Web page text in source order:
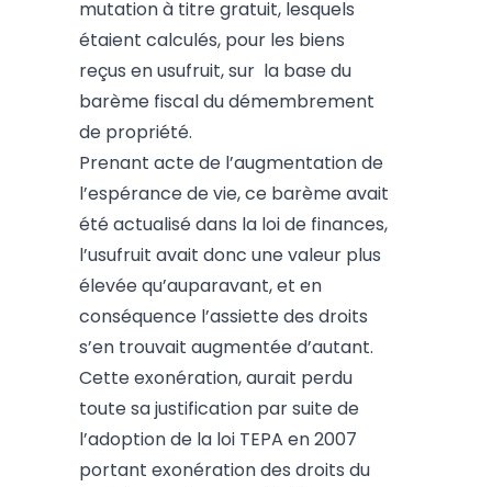
mutation à titre gratuit, lesquels
étaient calculés, pour les biens
reçus en usufruit, sur la base du
barème fiscal du démembrement
de propriété.
Prenant acte de l’augmentation de
l’espérance de vie, ce barème avait
été actualisé dans la loi de finances,
l’usufruit avait donc une valeur plus
élevée qu’auparavant, et en
conséquence l’assiette des droits
s’en trouvait augmentée d’autant.
Cette exonération, aurait perdu
toute sa justification par suite de
l’adoption de la loi TEPA en 2007
portant exonération des droits du